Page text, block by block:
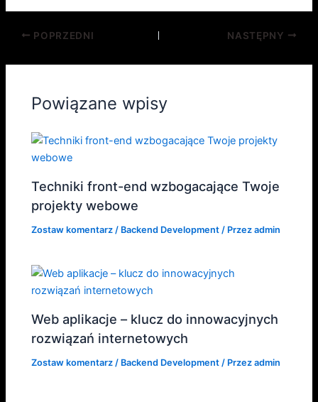
POPRZEDNI NASTĘPNY
Powiązane wpisy
Techniki front-end wzbogacające Twoje
projekty webowe
Zostaw komentarz / Backend Development / Przezadmin
Web aplikacje – klucz do innowacyjnych
rozwiązań internetowych
Zostaw komentarz / Backend Development / Przezadmin